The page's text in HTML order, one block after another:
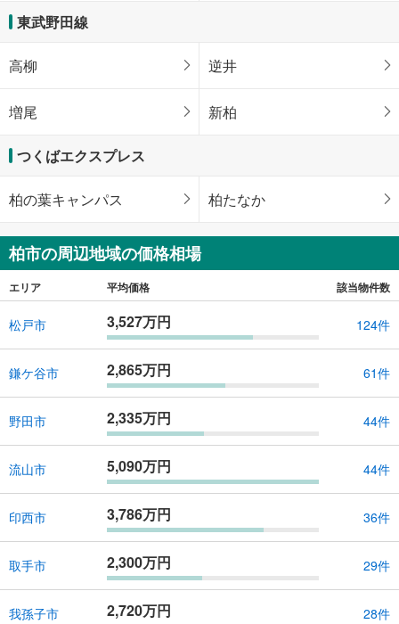
東武野田線
高柳 逆井
増尾 新柏
つくばエクスプレス
柏の葉キャンパス 柏たなか
柏市の周辺地域の価格相場
エリア 平均価格 該当物件数
松戸市 3,527万円 124件
鎌ケ谷市 2,865万円 61件
野田市 2,335万円 44件
流山市 5,090万円 44件
印西市 3,786万円 36件
取手市 2,300万円 29件
我孫子市 2,720万円 28件